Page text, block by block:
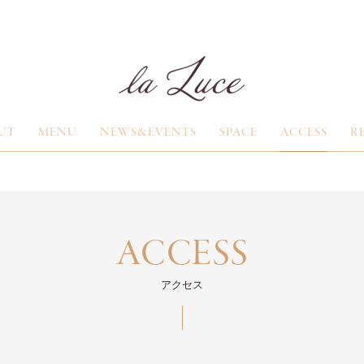
MENU NEWS&EVENTS SPACE ACCESS
ACCESS
アクセス